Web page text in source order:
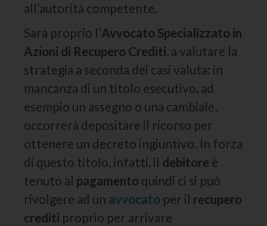
all’autorità competente.
Sarà proprio l’Avvocato Specializzato in
Azioni di Recupero Crediti, a valutare la
strategia a seconda dei casi valuta: in
mancanza di un titolo esecutivo, ad
esempio un assegno o una cambiale,
occorrerà depositare il ricorso per
ottenere un decreto ingiuntivo. In forza
di questo titolo, infatti, il debitore è
tenuto al pagamento quindi ci si può
rivolgere ad un avvocato per il recupero
crediti proprio per arrivare